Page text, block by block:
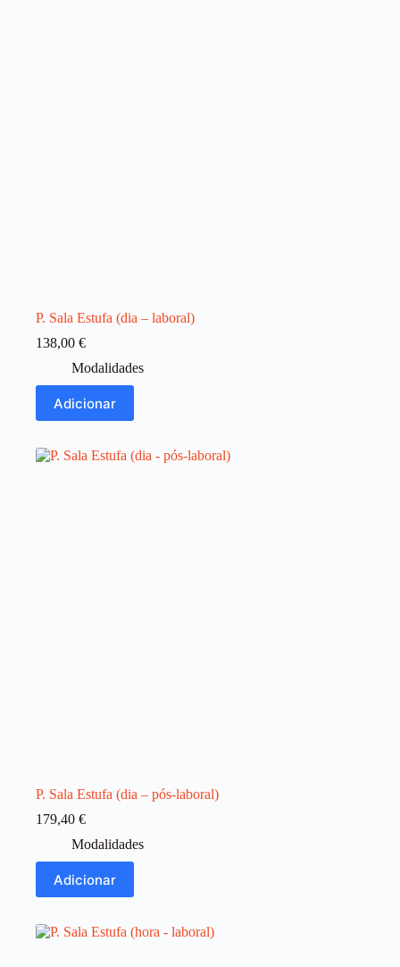
P. Sala Estufa (dia – laboral)
138,00 €
Modalidades
Adicionar
P. Sala Estufa (dia – pós-laboral)
179,40 €
Modalidades
Adicionar